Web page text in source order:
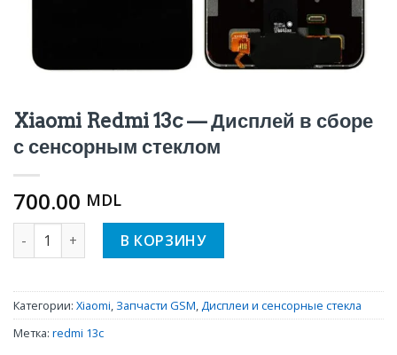
Xiaomi Redmi 13c — Дисплей в сборе
с сенсорным стеклом
700.00 MDL
Количество Xiaomi Redmi 13c — Дисплей в сборе с
В КОРЗИНУ
Категории: Xiaomi, Запчасти GSM,Дисплеи и сенсорные стекла
Метка: redmi 13c